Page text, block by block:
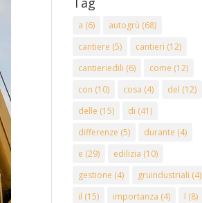
a (6) autogrù (68)
cantiere (5) cantieri (12)
cantieriedili (6) come (12)
con (10) cosa (4) del (12)
delle (15) di (41)
differenze (5) durante (4)
e (29) edilizia (10)
gestione (4) gruindustriali (4)
il (15) importanza (4) l (8)